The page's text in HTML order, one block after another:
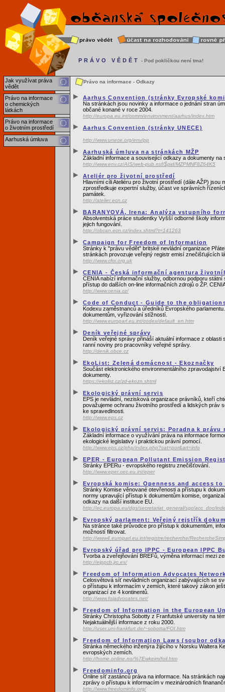
Jak využívat práva
vědět
Právo na informace
o chemických
látkách
Právo na informace
o životním prostředí
Aarhuská úmluva
PRÁVO VĚDĚT - Pod pokličkou není tma!
Právo na informace - Odkazy
Aarhus Convention (stránky Evropské
Na stránkách jsou novinky a informace o jednání stran
občané konané v roce 2004.
http://europa.eu.int/comm/environment/aarhus/index.htm
Aarhus Convention (stránky UNECE)
http://www.unece.org/env/pp
Aarhuská úmluva na stránkách MŽP
Základní informace a související odkazy a dokumenty
http://www.env.cz/AIS/web-pub.nsf/$pid/MZPMNF8Z64K5
Ateliér pro životní prostředí
Hlavními cíli Ateliéru pro životní prostředí (dále AŽP)
zprostředkuje expertní služby, účast ve správních
památek.
http://atelier.ecn.cz
BARANYOVÁ, Irena: Analýza vstupního
Absolventská práce studentky Vyšší odborné školy
jejich fungování.
http://obcan.ecn.cz/index.shtml?t=141263
Campaign for Freedom of Information
Stránky k "právu vědět" britské nevládní organizace
stránkách provozuje veřejný registr emisí znečišťujících
http://www.cfoi.org.uk
CENIA - Česká informační agentura
CENIA nabízí informační služby, odbornou podporu
přístup do dalších on-line informačních zdrojů o ŽP.
http://www.cenia.cz/
Code of Conduct - Guide to the
Kodexu zaměstnanců a úředníků Evropského
dokumentům, vyřizování stížností.
http://www.europarl.eu.int/codex/default_en.htm
Deník veřejné správy
Deník veřejné správy přináší aktuální informace z
ranní noviny pro pracovníky veřejné správy.
http://denik.obce.cz
EkoList: Zelená domácnost - Ekoznačky
Součást elektronického environmentálního
dokumenty.
https://ekolist.cz/zd-ekozn.shtml
Ekologický právní servis
EPS je nevládní, nezisková organizace právníků, kteří
považujeme ochranu životního prostředí a lidských práv
ke spravedlnosti.
http://www.eps.cz
Ekologický právní servis: Poradna k právu
Základní informace o využívání práva na informace
ekologické legislativy i praktickou právní pomocí.
http://www.eps.cz/php/index.php?cat=por&art=info
EPER - European Pollutant Emission
Stránky EPERu - evropského registru znečišťování.
http://www.eper.cec.eu.int/eper
Evropská komise: Openness and access
Stránky Komise věnované otevřenosti a přístupu k
normy upravující přístup k dokumentům komise,
odkazy na další instituce EU.
http://ec.europa.eu/dgs/secretariat_general/sgc/acc_doc/
Evropský parlament: Veřejný rejstřík
Na stránce také průvodce pro přístup k dokumentům,
možností filtrovat.
http://www4.europarl.eu.int/registre/recherche/
Evropský úřad pro IPPC - European IPPC
Tvorba a zveřejňování BREFů, výměna informací mezi
http://eippcb.jrc.es/
Freedom of Information Advocates
Celosvětová síť nevládních organizací zabývajících se
o přístupu k informacím v zemích, které takový zákon
organizací ze 4 kontinentů.
http://www.foiadvocates.net/
Freedom of Information in the European
Stránky Christopha Sobotty z Franfutské university na
Nejaktuálnější informace z roku 2000.
http://user.uni-frankfurt.de/~sobotta/FOI.htm
Freedom of Information Laws (soubor
Stránka německého inženýra žijícího v Norsku Waltera
evropských zemích.
http://home.online.no/%7Ewkeim/foil.htm
Freedominfo.org
Online síť zastánců práva na informace. Na stránkách
zprávy o přístupu k informacím v mezinárodních
http://www.freedominfo.org/